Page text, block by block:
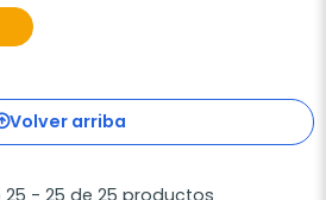
Volver arriba